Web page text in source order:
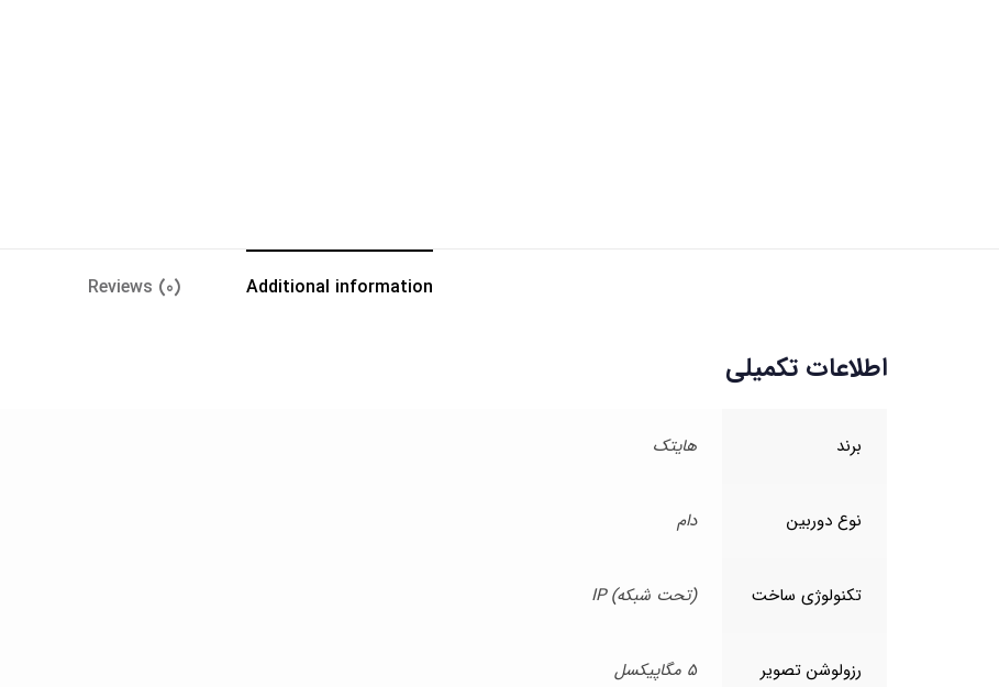
Additional information
Reviews (0)
اطلاعات تکمیلی
برند هایتک
نوع دوربین دام
تکنولوژی ساخت (تحت شبکه) IP
رزولوشن تصویر 5 مگاپیکسل